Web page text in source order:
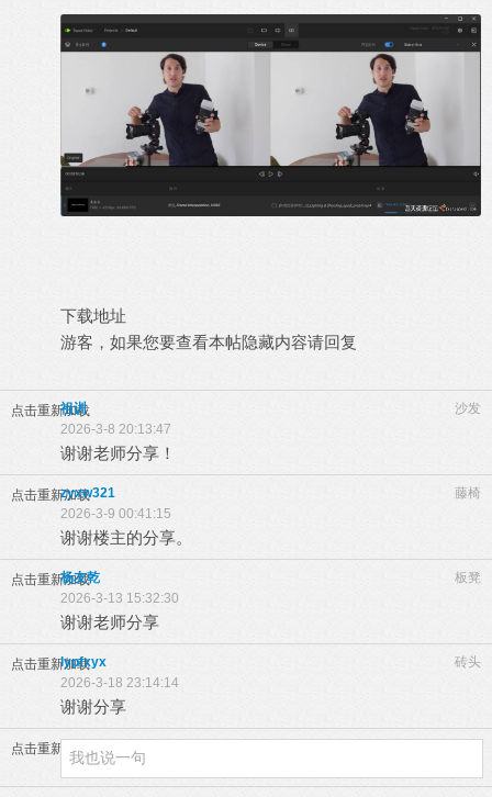
下载地址
游客，如果您要查看本帖隐藏内容请回复
点击重新加载 沙发
祖训
2026-3-8 20:13:47
谢谢老师分享！
点击重新加载 藤椅
zyxw321
2026-3-9 00:41:15
谢谢楼主的分享。
点击重新加载 板凳
杨友乾
2026-3-13 15:32:30
谢谢老师分享
点击重新加载 砖头
lypfxyx
2026-3-18 23:14:14
谢谢分享
点击重新加载